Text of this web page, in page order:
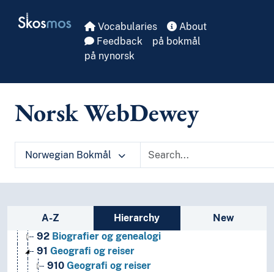
Skosmos Vocabularies
About
Feedback
på bokmål
på nynorsk
Norsk WebDewey
Norwegian Bokmål
Sidebar listing: list and traverse
A-Z Hierarchy New
Historie og geografi
930-990
Bestemte verdensdelers, staters,
92 Biografier og genealogi
91 Geografi og reiser
910 Geografi og reiser